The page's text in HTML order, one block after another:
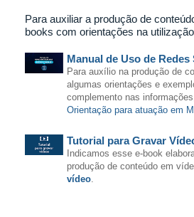
Para auxiliar a produção de
books com orientações na
Manual de Uso de Redes
Para auxílio na produção de
algumas orientações e
complemento nas
Orientação para atuação em
Tutorial para Gravar
Indicamos esse e-book
produção de conteúdo em
vídeo